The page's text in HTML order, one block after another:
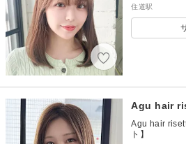
住道駅
Agu hair
Agu hair
ト】